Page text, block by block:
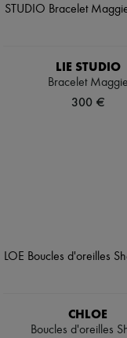
LIE STUDIO
Bracelet Maggie
300 €
CHLOE
Boucles d'oreilles